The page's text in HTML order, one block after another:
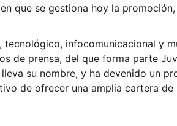
que se gestiona hoy la
infocomunicacional y
de prensa, del que forma parte
su nombre, y ha devenido un
de ofrecer una amplia cartera